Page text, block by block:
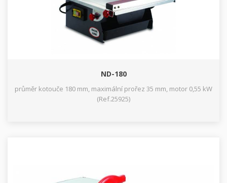
ND-180
průměr kotouče 180 mm, maximální prořez 35 mm, motor 0,55 kW
(Ref.25925)